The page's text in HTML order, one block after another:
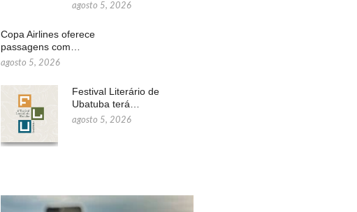
agosto 5, 2026
Copa Airlines oferece
passagens com…
agosto 5, 2026
Festival Literário de
Ubatuba terá…
agosto 5, 2026